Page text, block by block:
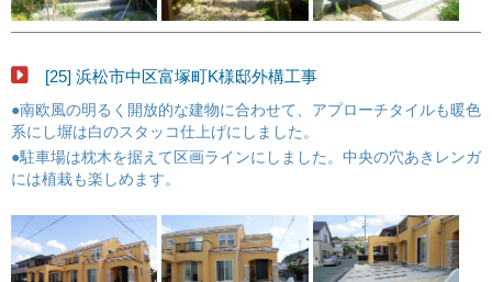
[25] 浜松市中区富塚町K様邸外構工事
●南欧風の明るく開放的な建物に合わせて、アプローチタイルも暖色
系にし塀は白のスタッコ仕上げにしました。
●駐車場は枕木を据えて区画ラインにしました。中央の穴あきレンガ
には植栽も楽しめます。